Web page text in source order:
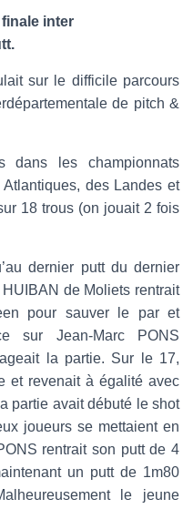
inter
sur le difficile parcours
de pitch &
dans les championnats
des Landes et
18 trous (on jouait 2 fois
dernier putt du dernier
de Moliets rentrait
pour sauver le par et
sur Jean-Marc PONS
la partie. Sur le 17,
et revenait à égalité avec
partie avait débuté le shot
joueurs se mettaient en
rentrait son putt de 4
un putt de 1m80
le jeune